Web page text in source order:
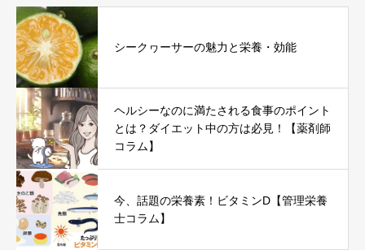
シークヮーサーの魅力と栄養・効能
ヘルシーなのに満たされる食事のポイント
とは？ダイエット中の方は必見！【薬剤師
コラム】
今、話題の栄養素！ビタミンD【管理栄養
士コラム】